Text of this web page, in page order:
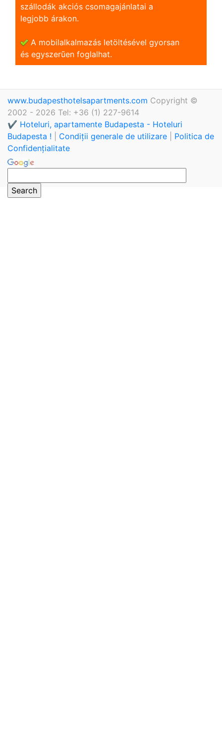
szállodák akciós csomagajánlatai a
legjobb árakon.
A mobilalkalmazás letöltésével gyorsan
és egyszerũen foglalhat.
www.budapesthotelsapartments.com Copyright ©
2002 - 2026 Tel: +36 (1) 227-9614
✔️ Hoteluri, apartamente Budapesta - Hoteluri
Budapesta !
Condiții generale de utilizare
Politica de
Confidențialitate